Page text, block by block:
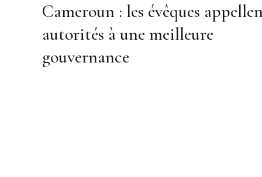
Cameroun : les évêques
autorités à une meilleure
gouvernance